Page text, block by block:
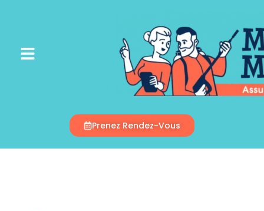
Appelez-Nous
Prenez Rendez-Vous